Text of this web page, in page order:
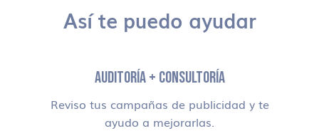
Así te puedo ayudar
AUDITORÍA + CONSULTORÍA
Reviso tus campañas de publicidad y te
ayudo a mejorarlas.